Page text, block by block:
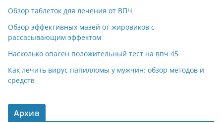
Обзор таблеток для лечения от ВПЧ
Обзор эффективных мазей от жировиков с
рассасывающим эффектом
Насколько опасен положительный тест на впч 45
Как лечить вирус папилломы у мужчин: обзор методов и
средств
Архив